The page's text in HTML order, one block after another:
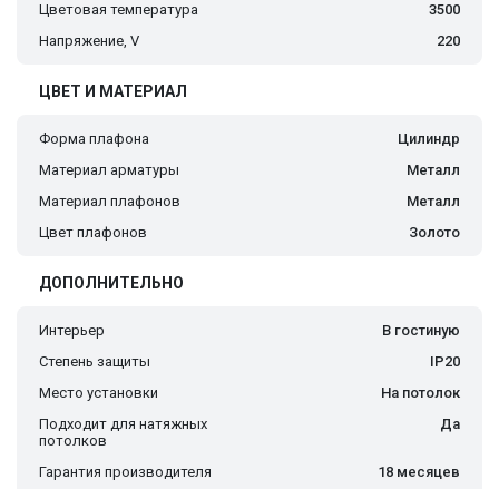
Цветовая температура
3500
Напряжение, V
220
ЦВЕТ И МАТЕРИАЛ
Форма плафона
Цилиндр
Материал арматуры
Металл
Материал плафонов
Металл
Цвет плафонов
Золото
ДОПОЛНИТЕЛЬНО
Интерьер
В гостиную
Степень защиты
IP20
Место установки
На потолок
Подходит для натяжных
потолков
Да
Гарантия производителя
18 месяцев